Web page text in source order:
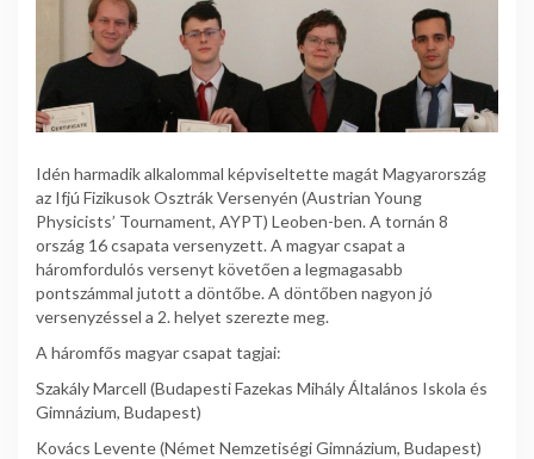
Idén harmadik alkalommal képviseltette magát Magyarország
az Ifjú Fizikusok Osztrák Versenyén (Austrian Young
Physicists’ Tournament, AYPT) Leoben-ben. A tornán 8
ország 16 csapata versenyzett. A magyar csapat a
háromfordulós versenyt követően a legmagasabb
pontszámmal jutott a döntőbe. A döntőben nagyon jó
versenyzéssel a 2. helyet szerezte meg.
A háromfős magyar csapat tagjai:
Szakály Marcell (Budapesti Fazekas Mihály Általános Iskola és
Gimnázium, Budapest)
Kovács Levente (Német Nemzetiségi Gimnázium, Budapest)